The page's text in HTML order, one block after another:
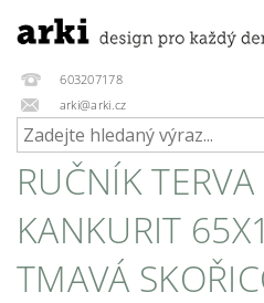
603207178
arki@arki.cz
RUČNÍK
KANKURIT
TMAVÁ